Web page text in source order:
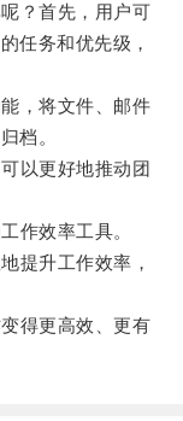
？首先，用户可
任务和优先级，
，将文件、邮件
档。
以更好地推动团
效率工具。
提升工作效率，
得更高效、更有